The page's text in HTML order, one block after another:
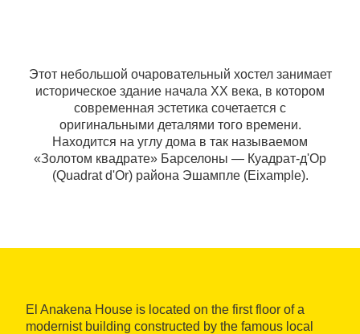
Этот небольшой очаровательный хостел занимает
историческое здание начала XX века, в котором
современная эстетика сочетается с
оригинальными деталями того времени.
Находится на углу дома в так называемом
«Золотом квадрате» Барселоны — Куадрат-д'Ор
(Quadrat d'Or) района Эшампле (Eixample).
El Anakena House is located on the first floor of a
modernist building constructed by the famous local